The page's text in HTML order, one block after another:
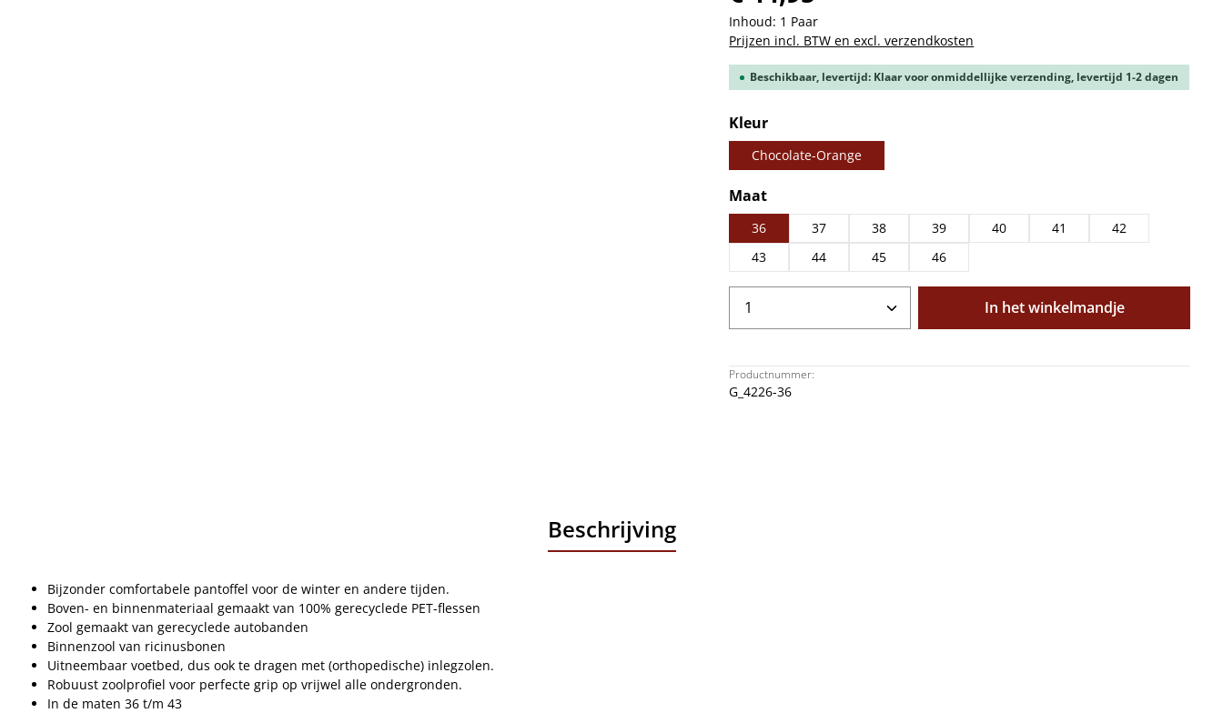
Inhoud: 1 Paar
Prijzen incl. BTW en excl. verzendkosten
Beschikbaar, levertijd: Klaar voor onmiddellijke verzending, levertijd 1-2 dagen
Selecteer
Kleur
Chocolate-Orange
Selecteer
Maat
36 37 38 39 40 41
42
43
44 45 46
Producthoeveelheid: Voer de gewenste
In het winkelmandje
Productnummer:
G_4226-36
Beschrijving
Bijzonder comfortabele pantoffel voor de winter en andere tijden.
Boven- en binnenmateriaal gemaakt van 100% gerecyclede PET-flessen
Zool gemaakt van gerecyclede autobanden
Binnenzool van ricinusbonen
Uitneembaar voetbed, dus ook te dragen met (orthopedische) inlegzolen.
Robuust zoolprofiel voor perfecte grip op vrijwel alle ondergronden.
In de maten 36 t/m 43